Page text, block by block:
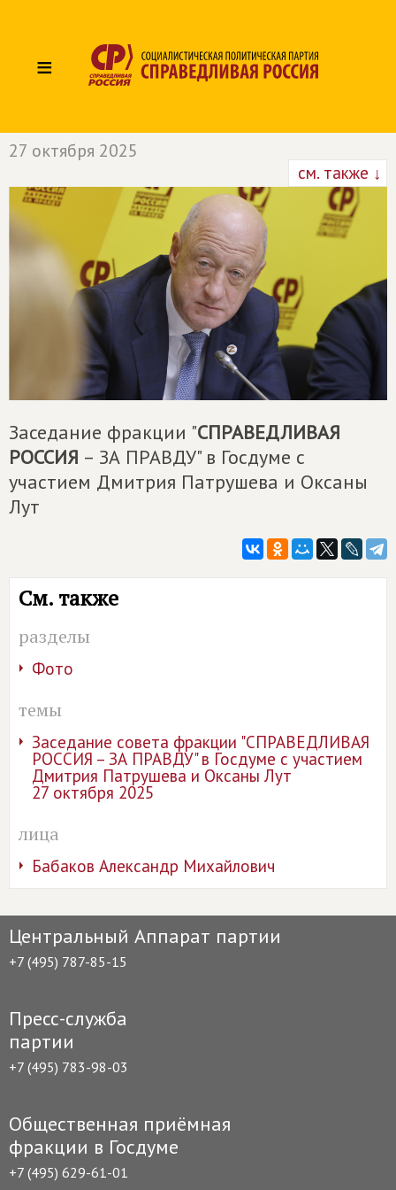
≡
27 октября 2025
см. также ↓
Заседание фракции "СПРАВЕДЛИВАЯ
РОССИЯ – ЗА ПРАВДУ" в Госдуме с
участием Дмитрия Патрушева и Оксаны
Лут
См. также
разделы
Фото
темы
Заседание совета фракции "СПРАВЕДЛИВАЯ
РОССИЯ – ЗА ПРАВДУ" в Госдуме с участием
Дмитрия Патрушева и Оксаны Лут
27 октября 2025
лица
Бабаков Александр Михайлович
Центральный Аппарат партии
+7 (495) 787-85-15
Пресс-служба
партии
+7 (495) 783-98-03
Общественная приёмная
фракции в Госдуме
+7 (495) 629-61-01